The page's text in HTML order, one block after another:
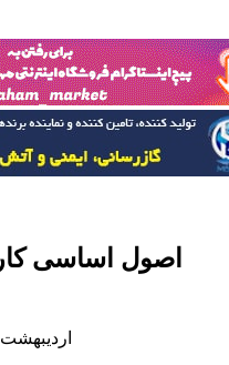
اصول اساسی
۲۴ اردیبهشت ۱۳۹۷(3006 روز پیش)